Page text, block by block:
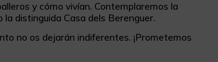
y cómo vivían. Contemplaremos la
distinguida Casa dels Berenguer.
no os dejarán indiferentes. ¡Prometemos